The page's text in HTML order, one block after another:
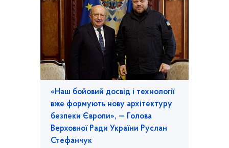
«Наш бойовий досвід і технології
вже формують нову архітектуру
безпеки Європи», — Голова
Верховної Ради України Руслан
Стефанчук